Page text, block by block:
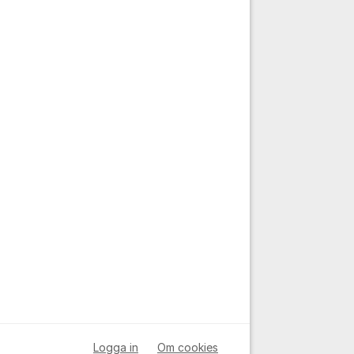
Logga in Om cookies